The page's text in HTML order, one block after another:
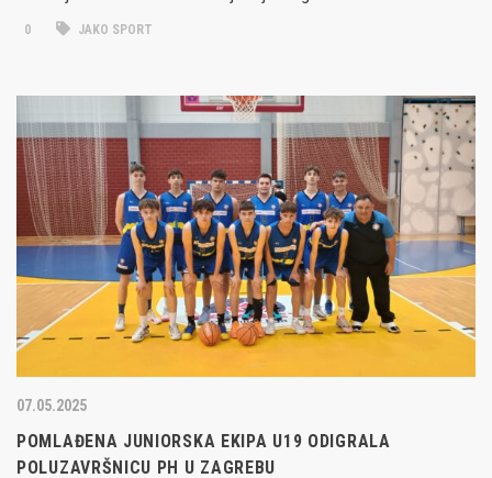
0 JAKO SPORT
07.05.2025
POMLAĐENA JUNIORSKA EKIPA U19 ODIGRALA
POLUZAVRŠNICU PH U ZAGREBU